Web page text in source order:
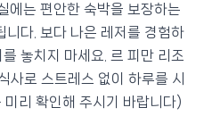
에는 편안한 숙박을 보장하는
다. 보다 나은 레저를 경험하
놓치지 마세요. 르 피만 리조
사로 스트레스 없이 하루를 시
리 확인해 주시기 바랍니다)